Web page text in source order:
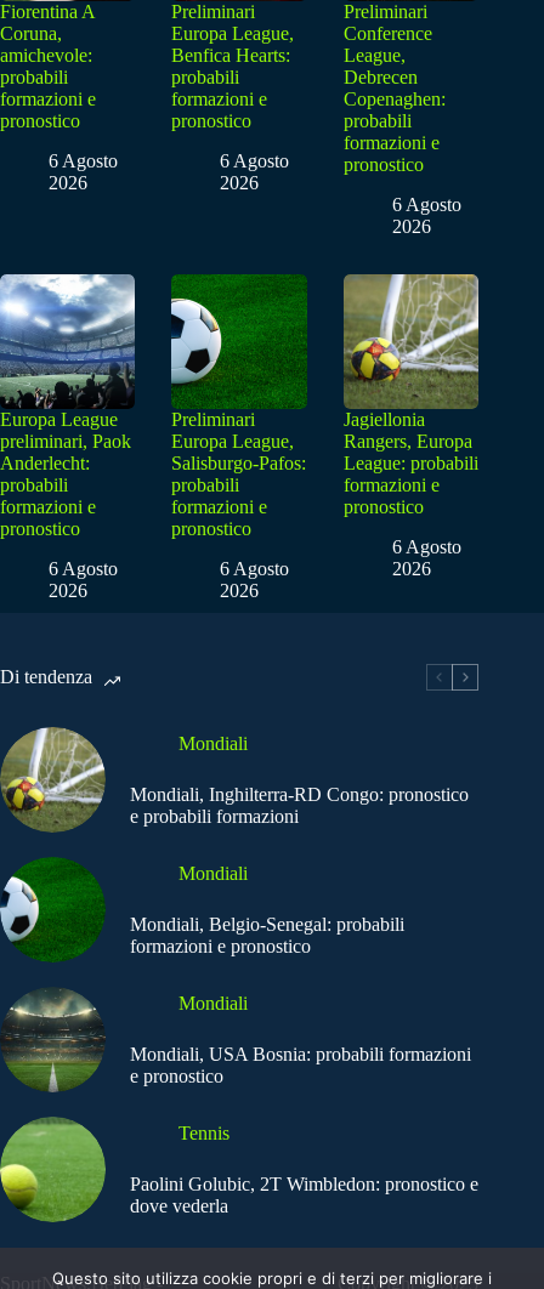
Fiorentina A
Coruna,
amichevole:
probabili
formazioni e
pronostico
6 Agosto
2026
Preliminari
Europa League,
Benfica Hearts:
probabili
formazioni e
pronostico
6 Agosto
2026
Preliminari
Conference
League,
Debrecen
Copenaghen:
probabili
formazioni e
pronostico
6 Agosto
2026
Europa League
preliminari, Paok
Anderlecht:
probabili
formazioni e
pronostico
6 Agosto
2026
Preliminari
Europa League,
Salisburgo-Pafos:
probabili
formazioni e
pronostico
6 Agosto
2026
Jagiellonia
Rangers, Europa
League: probabili
formazioni e
pronostico
6 Agosto
2026
Di tendenza
Mondiali
Mondiali, Inghilterra-RD Congo: pronostico
e probabili formazioni
Mondiali
Mondiali, Belgio-Senegal: probabili
formazioni e pronostico
Mondiali
Mondiali, USA Bosnia: probabili formazioni
e pronostico
Tennis
Paolini Golubic, 2T Wimbledon: pronostico e
dove vederla
SportNews.BetFlag - Copyright © 2025
Questo sito utilizza cookie propri e di terzi per migliorare i